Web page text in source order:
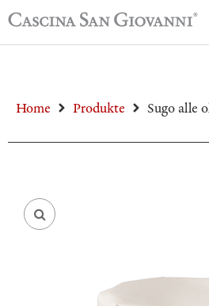
Home Produkte Sugo alle